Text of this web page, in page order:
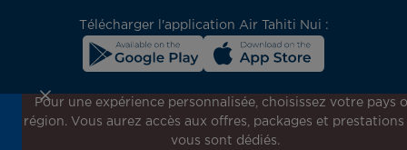
Télécharger l'application Air Tahiti Nui :
Inscrivez-vous à notre newsletter !
Recevez en avant-première toutes nos offres spéciales et
Pour une expérience personnalisée, choisissez votre pays
région. Vous aurez accès aux offres, packages et prestations
vous sont dédiés.